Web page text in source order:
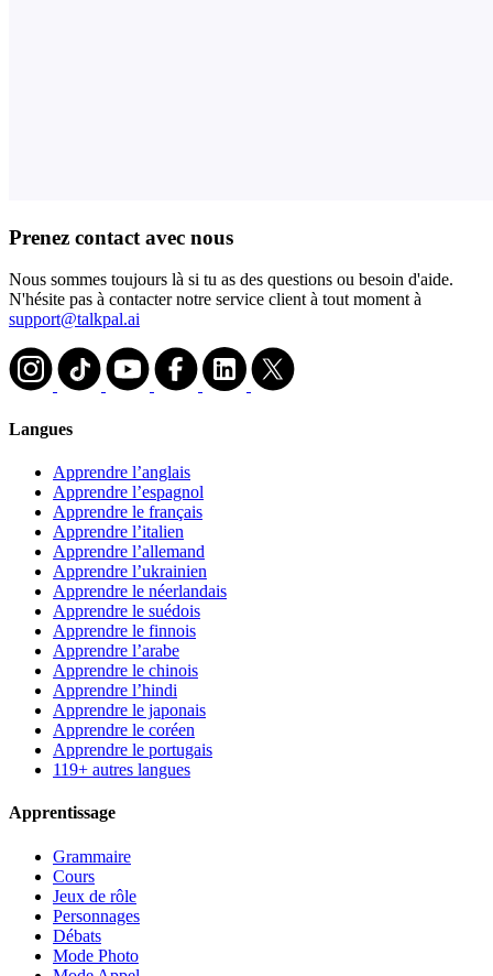
Prenez contact avec nous
Nous sommes toujours là si tu as des questions ou besoin d'aide.
N'hésite pas à contacter notre service client à tout moment à
support@talkpal.ai
Langues
Apprendre l’anglais
Apprendre l’espagnol
Apprendre le français
Apprendre l’italien
Apprendre l’allemand
Apprendre l’ukrainien
Apprendre le néerlandais
Apprendre le suédois
Apprendre le finnois
Apprendre l’arabe
Apprendre le chinois
Apprendre l’hindi
Apprendre le japonais
Apprendre le coréen
Apprendre le portugais
119+ autres langues
Apprentissage
Grammaire
Cours
Jeux de rôle
Personnages
Débats
Mode Photo